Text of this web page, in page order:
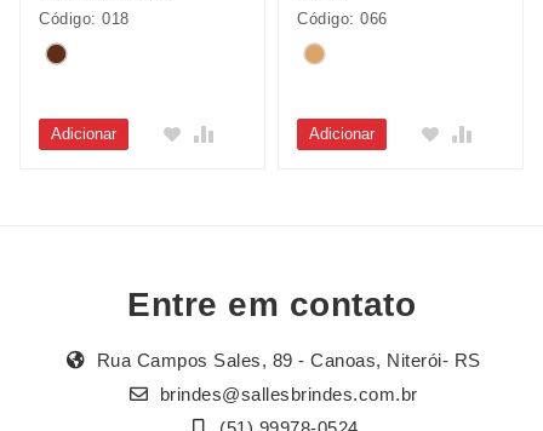
Código: 018
Adicionar
Código: 066
Adicionar
Entre em contato
Rua Campos Sales, 89 - Canoas, Niterói- RS
brindes@sallesbrindes.com.br